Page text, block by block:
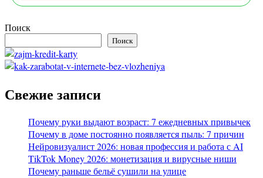
Поиск
Поиск
Свежие записи
Почему руки выдают возраст: 7 ежедневных привычек
Почему в доме постоянно появляется пыль: 7 причин
Нейровизуалист 2026: новая профессия и работа с AI
TikTok Money 2026: монетизация и вирусные ниши
Почему раньше бельё сушили на улице